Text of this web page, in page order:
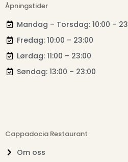
Åpningstider
Mandag – Torsdag: 10:00 –
Fredag: 10:00 – 23:00
Lørdag: 11:00 – 23:00
Søndag: 13:00 – 23:00
Cappadocia Restaurant
Om oss